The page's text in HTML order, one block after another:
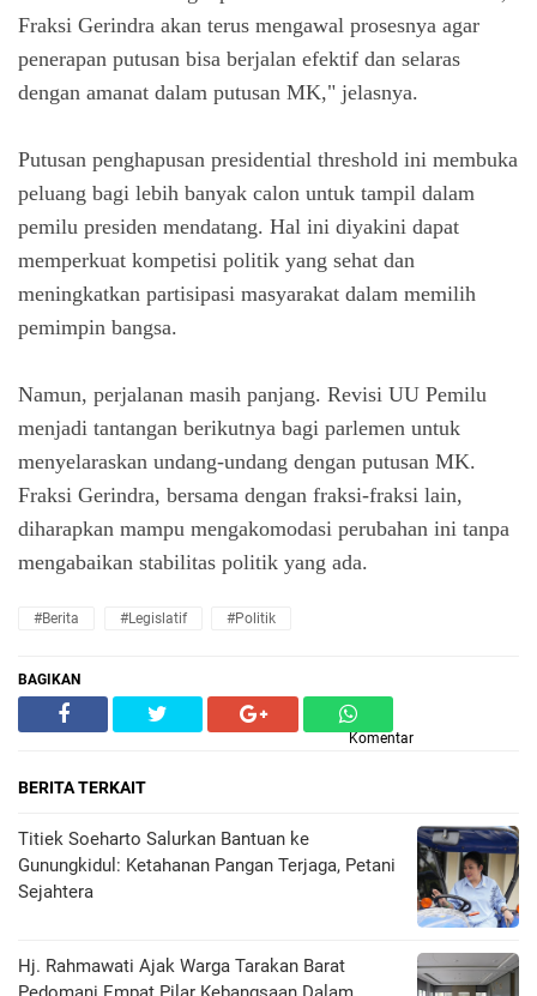
Fraksi Gerindra akan terus mengawal prosesnya agar
penerapan putusan bisa berjalan efektif dan selaras
dengan amanat dalam putusan MK," jelasnya.
Putusan penghapusan presidential threshold ini membuka
peluang bagi lebih banyak calon untuk tampil dalam
pemilu presiden mendatang. Hal ini diyakini dapat
memperkuat kompetisi politik yang sehat dan
meningkatkan partisipasi masyarakat dalam memilih
pemimpin bangsa.
Namun, perjalanan masih panjang. Revisi UU Pemilu
menjadi tantangan berikutnya bagi parlemen untuk
menyelaraskan undang-undang dengan putusan MK.
Fraksi Gerindra, bersama dengan fraksi-fraksi lain,
diharapkan mampu mengakomodasi perubahan ini tanpa
mengabaikan stabilitas politik yang ada.
#Berita #Legislatif #Politik
BAGIKAN
Komentar
BERITA TERKAIT
Titiek Soeharto Salurkan Bantuan ke
Gunungkidul: Ketahanan Pangan Terjaga, Petani
Sejahtera
Hj. Rahmawati Ajak Warga Tarakan Barat